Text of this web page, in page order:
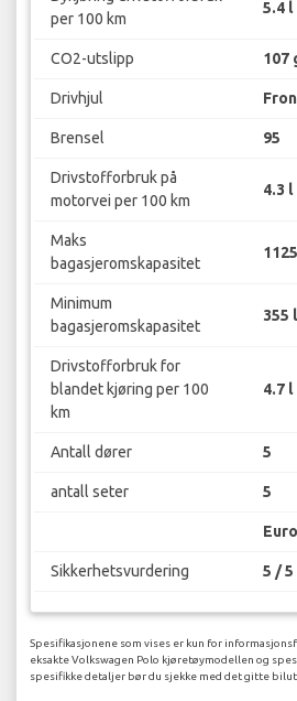
per 100 km
5.4 l
CO2-utslipp 107
Drivhjul
Brensel 95
Drivstofforbruk på
motorvei per 100 km
4.3 l
Maks
bagasjeromskapasitet
Minimum
bagasjeromskapasitet
355 l
Drivstofforbruk for
blandet kjøring per 100
km
4.7 l
Antall dører 5
antall seter 5
Sikkerhetsvurdering 5 / 5
Spesifikasjonene som vises er kun for
eksakte Volkswagen Polo kjøretøymodellen og
spesifikke detaljer bør du sjekke med det gitte